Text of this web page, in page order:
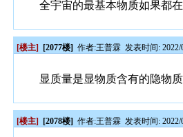
全宇宙的最基本物质如果都
[楼主] [2077楼] 作者:王普霖 发表时间: 2022/
显质量是显物质含有的隐物
[楼主] [2078楼] 作者:王普霖 发表时间: 2022/